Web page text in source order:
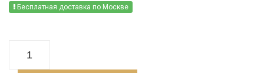
Бесплатная доставка по Москве